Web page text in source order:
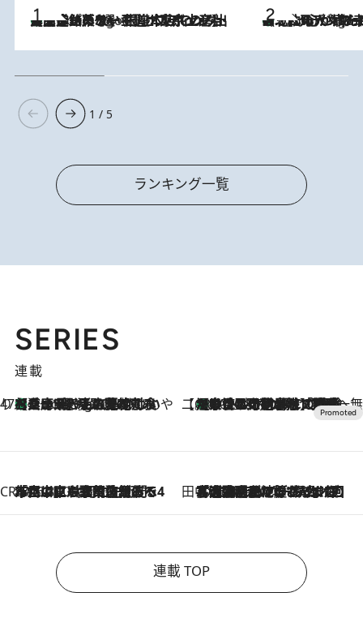
2 Hours Ago
【間違いのない王道・東京土産】資生堂パーラー 銀座本店でのみ出会える銘菓5選《極上プディング・濃厚チーズケーキ・ボンボンショコラほか》 2 Hours Ago
《北欧の人々の幸福度が高いのは…》元デンマーク親善大使が出会った“心が満たされる暮らし”「いいかげんにヒュッゲしなさい！」
1 / 5
ランキング一覧
SERIES
連載
47都道府県の手みやげ ひんやりスイーツで夏を満喫
1 Hour Ago
【兵庫県】この夏絶対食べたい 冷やしておいしいおやつ3選 淡路島の恵みをジェラートに集約 【CREA×星野リゾート】唯一無二。癒しと発見が待つ場所へ
2026.8.7
【トンボの足水浴】ヒノキの香りに包まれて涼感マックス！約13℃の湧水かけ流しを避暑地「星野温泉 トンボの湯」で体験
CREA'S CHOICE
2026.8.7
「立川にも歌舞伎があるんだよ」 片岡仁左衛門・市川中車ら豪華座組みで4年目の立川立飛歌舞伎へ 田中稲の勝手に再ブーム
2026.8.7
「湘南乃風に憧れて」観客大盛上がりの“タオル回し”に、ラッパー顔負けの高速歌唱まで…さだまさし（74）のアグレッシブすぎる現在地
連載 TOP